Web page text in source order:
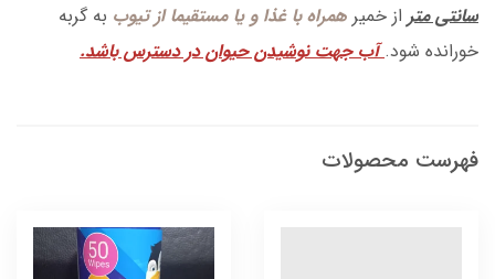
سانتی متر از خمیر همراه با غذا و یا مستقیما از تیوب به گربه
خورانده شود.آب جهت نوشیدن حیوان در دسترس باشد.
فهرست محصولات